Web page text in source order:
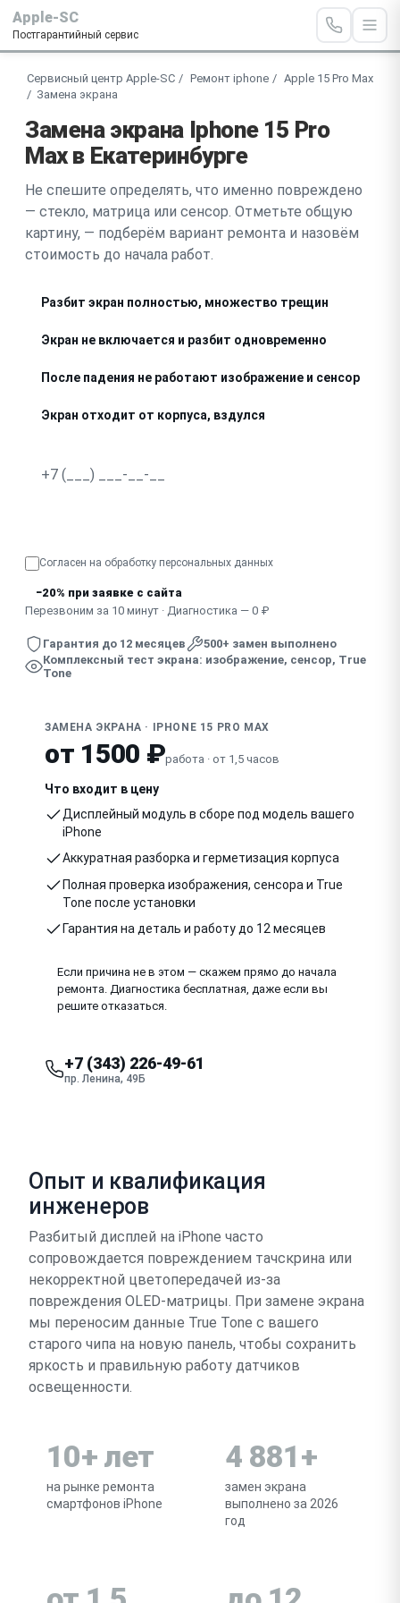
Apple-SC
Постгарантийный сервис
Сервисный центр Apple-SC Ремонт iphone
Apple 15 Pro Max
Замена экрана
Замена экрана Iphone 15 Pro
Max в Екатеринбурге
Не спешите определять, что именно повреждено
— стекло, матрица или сенсор. Отметьте общую
картину, — подберём вариант ремонта и назовём
стоимость до начала работ.
Разбит экран полностью, множество трещин
Экран не включается и разбит одновременно
После падения не работают изображение и сенсор
Экран отходит от корпуса, вздулся
Согласен на обработку персональных данных
−20% при заявке с сайта
Перезвоним за 10 минут · Диагностика — 0 ₽
Гарантия до 12 месяцев
500+ замен выполнено
Комплексный тест экрана: изображение, сенсор, True
Tone
ЗАМЕНА ЭКРАНА · IPHONE 15 PRO MAX
от 1500 ₽работа · от 1,5 часов
Что входит в цену
Дисплейный модуль в сборе под модель вашего
iPhone
Аккуратная разборка и герметизация корпуса
Полная проверка изображения, сенсора и True
Tone после установки
Гарантия на деталь и работу до 12 месяцев
Если причина не в этом — скажем прямо до начала
ремонта. Диагностика бесплатная, даже если вы
решите отказаться.
+7 (343) 226-49-61
пр. Ленина, 49Б
Опыт и квалификация
инженеров
Разбитый дисплей на iPhone часто
сопровождается повреждением тачскрина или
некорректной цветопередачей из-за
повреждения OLED-матрицы. При замене экрана
мы переносим данные True Tone с вашего
старого чипа на новую панель, чтобы сохранить
яркость и правильную работу датчиков
освещенности.
10+ лет
на рынке ремонта
смартфонов iPhone
4 881+
замен экрана
выполнено за 2026
год